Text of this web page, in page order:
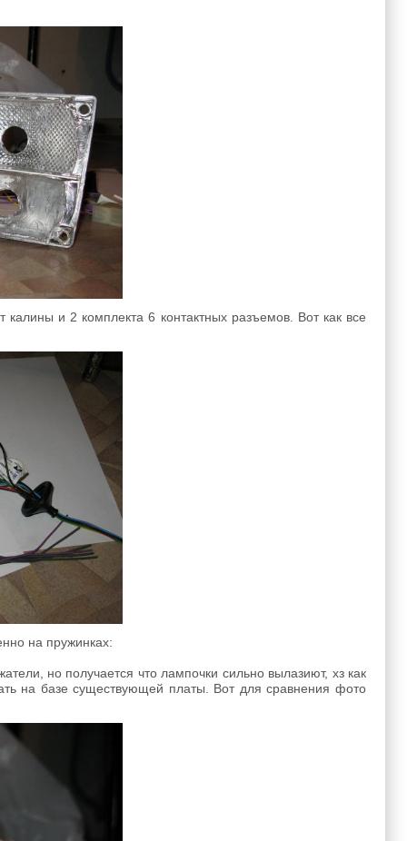
и 2 комплекта 6 контактных разъемов. Вот как все
на пружинках:
но получается что лампочки сильно вылазиют, хз как
на базе существующей платы. Вот для сравнения фото